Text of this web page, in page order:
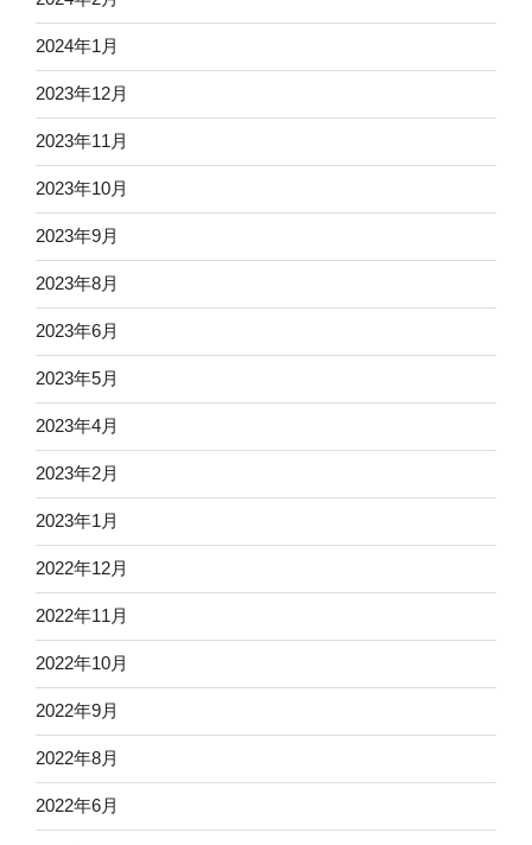
2024年1月
2023年12月
2023年11月
2023年10月
2023年9月
2023年8月
2023年6月
2023年5月
2023年4月
2023年2月
2023年1月
2022年12月
2022年11月
2022年10月
2022年9月
2022年8月
2022年6月